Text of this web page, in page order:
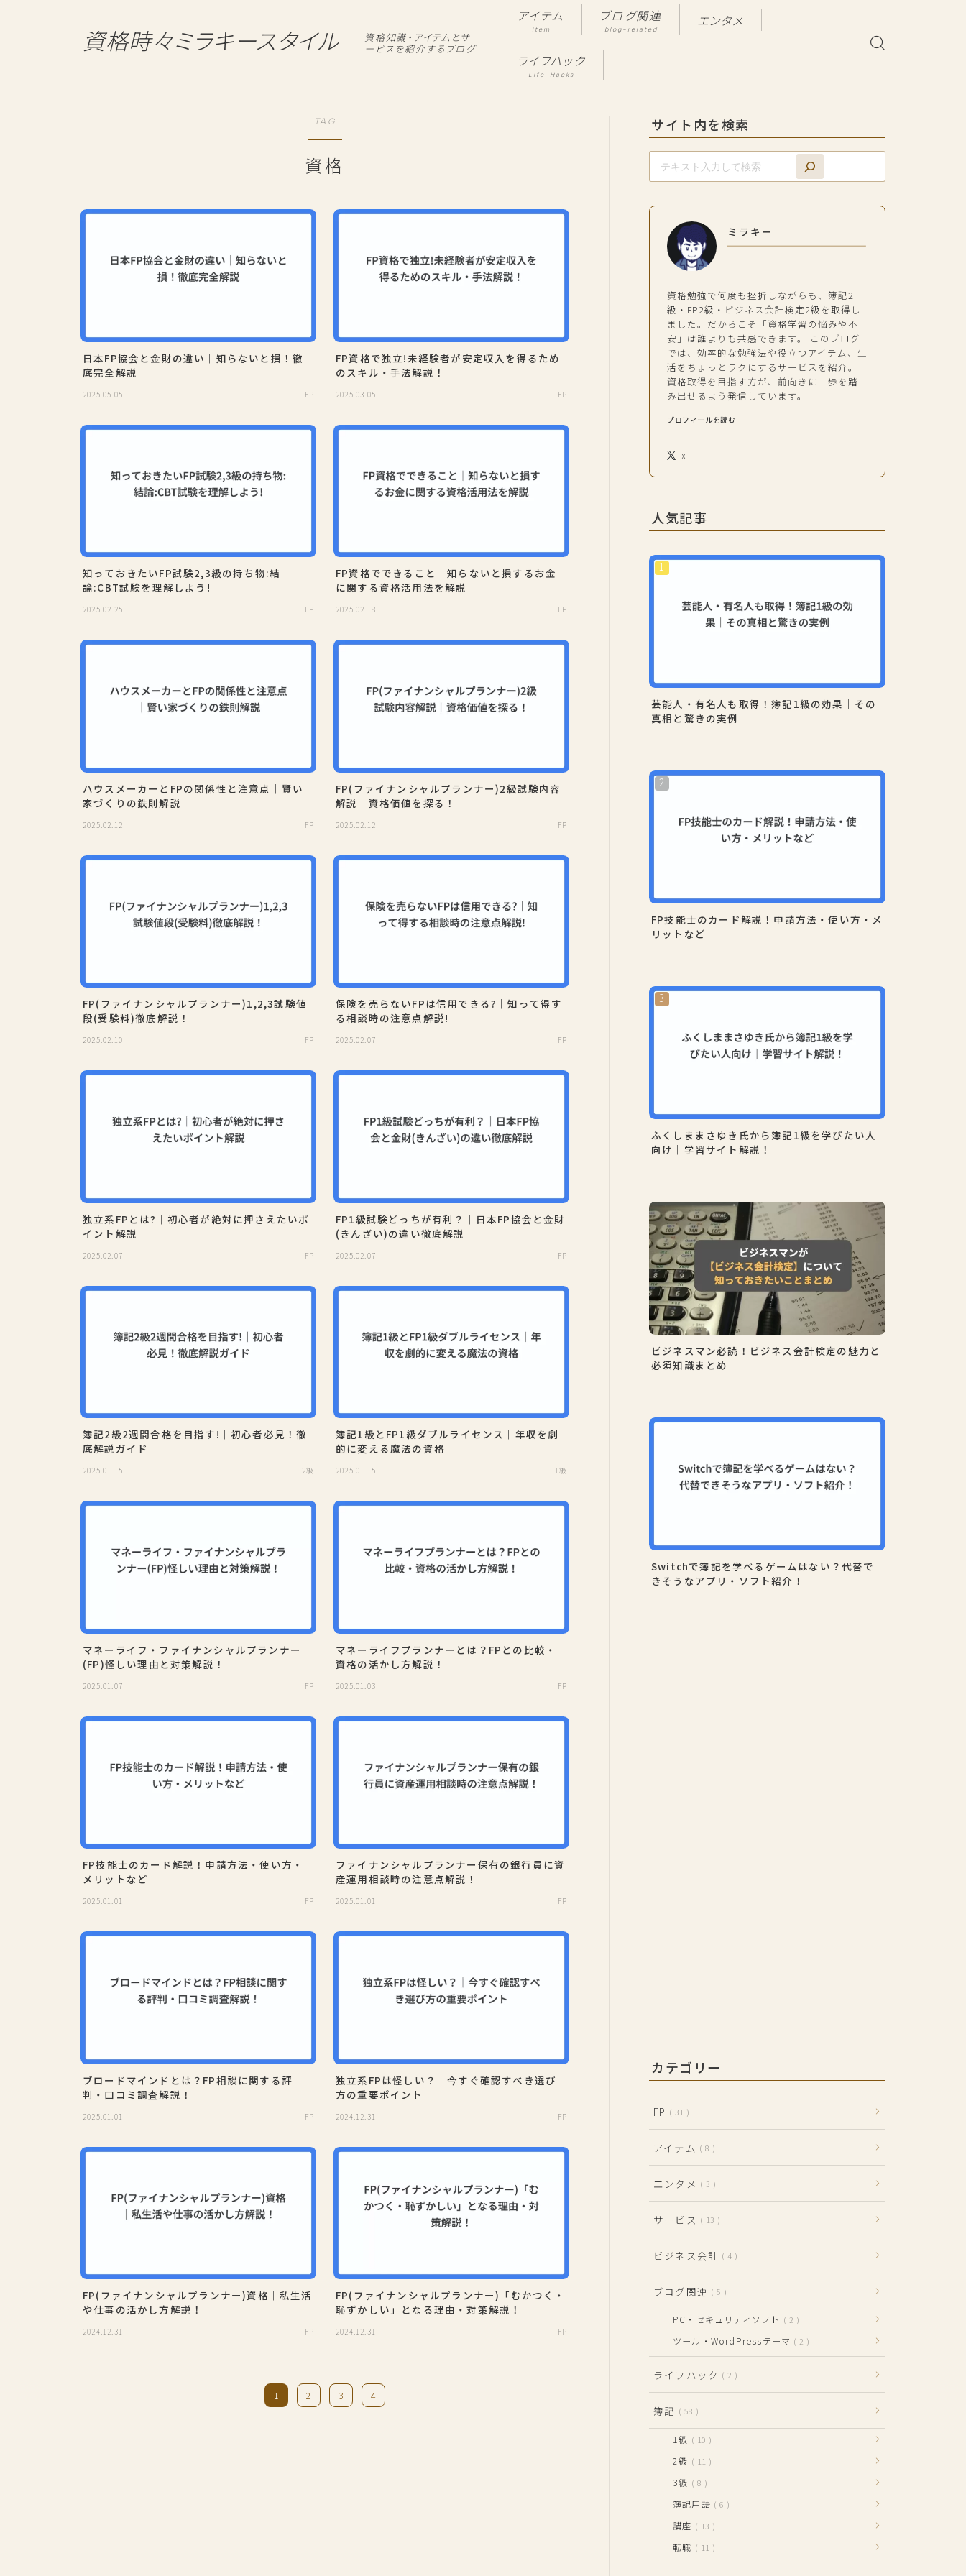
資格時々ミラキースタイル
資格知識・アイテムとサ
ービスを紹介するブログ
アイテム
item
ブログ関連
blog-related
エンタメ
ライフハック
Life-Hacks
TAG
資格
日本FP協会と金財の違い｜知らないと損！徹
底完全解説
2025.05.05 FP
FP資格で独立!未経験者が安定収入を得るため
のスキル・手法解説！
2025.03.05 FP
知っておきたいFP試験2,3級の持ち物:結
論:CBT試験を理解しよう!
2025.02.25 FP
FP資格でできること｜知らないと損するお金
に関する資格活用法を解説
2025.02.18 FP
ハウスメーカーとFPの関係性と注意点｜賢い
家づくりの鉄則解説
2025.02.12 FP
FP(ファイナンシャルプランナー)2級試験内容
解説｜資格価値を探る！
2025.02.12 FP
FP(ファイナンシャルプランナー)1,2,3試験値
段(受験料)徹底解説！
2025.02.10 FP
保険を売らないFPは信用できる?｜知って得す
る相談時の注意点解説!
2025.02.07 FP
独立系FPとは?｜初心者が絶対に押さえたいポ
イント解説
2025.02.07 FP
FP1級試験どっちが有利？｜日本FP協会と金財
(きんざい)の違い徹底解説
2025.02.07 FP
簿記2級2週間合格を目指す!｜初心者必見！徹
底解説ガイド
2025.01.15 2級
簿記1級とFP1級ダブルライセンス｜年収を劇
的に変える魔法の資格
2025.01.15 1級
マネーライフ・ファイナンシャルプランナー
(FP)怪しい理由と対策解説！
2025.01.07 FP
マネーライフプランナーとは？FPとの比較・
資格の活かし方解説！
2025.01.03 FP
FP技能士のカード解説！申請方法・使い方・
メリットなど
2025.01.01 FP
ファイナンシャルプランナー保有の銀行員に資
産運用相談時の注意点解説！
2025.01.01 FP
ブロードマインドとは？FP相談に関する評
判・口コミ調査解説！
2025.01.01 FP
独立系FPは怪しい？｜今すぐ確認すべき選び
方の重要ポイント
2024.12.31 FP
FP(ファイナンシャルプランナー)資格｜私生活
や仕事の活かし方解説！
2024.12.31 FP
FP(ファイナンシャルプランナー)「むかつく・
恥ずかしい」となる理由・対策解説！
2024.12.31 FP
1 2 3 4
サイト内を検索
ミラキー
資格勉強で何度も挫折しながらも、簿記2
級・FP2級・ビジネス会計検定2級を取得し
ました。だからこそ「資格学習の悩みや不
安」は誰よりも共感できます。 このブログ
では、効率的な勉強法や役立つアイテム、生
活をちょっとラクにするサービスを紹介。
資格取得を目指す方が、前向きに一歩を踏
み出せるよう発信しています。
プロフィールを読む
X
人気記事
芸能人・有名人も取得！簿記1級の効果｜その
真相と驚きの実例
FP技能士のカード解説！申請方法・使い方・メ
リットなど
ふくしままさゆき氏から簿記1級を学びたい人
向け｜学習サイト解説！
ビジネスマン必読！ビジネス会計検定の魅力と
必須知識まとめ
Switchで簿記を学べるゲームはない？代替で
きそうなアプリ・ソフト紹介！
カテゴリー
FP 31
アイテム 8
エンタメ 3
サービス 13
ビジネス会計 4
ブログ関連 5
PC・セキュリティソフト 2
ツール・WordPressテーマ 2
ライフハック 2
簿記 58
1級 10
2級 11
3級 8
簿記用語 6
講座 13
転職 11